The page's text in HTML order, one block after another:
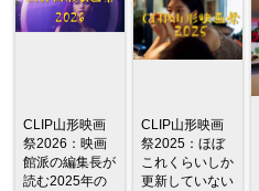
CLIP山形映画
祭2026：映画
館派の編集長が
読む2025年の
CLIP山形映画
祭2025：ほぼ
これくらいしか
更新していない